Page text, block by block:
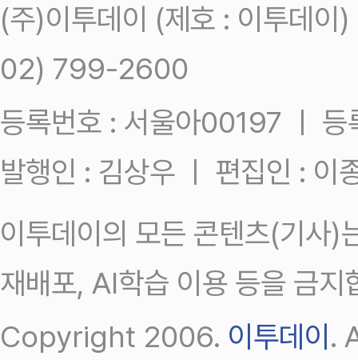
(주)이투데이 (제호 : 이투데
02) 799-2600
등록번호 : 서울아00197 ㅣ
발행인 : 김상우 ㅣ 편집인 : 이
이투데이의 모든 콘텐츠(기사)
재배포, AI학습 이용 등을 금지
Copyright 2006. 이투데이 .